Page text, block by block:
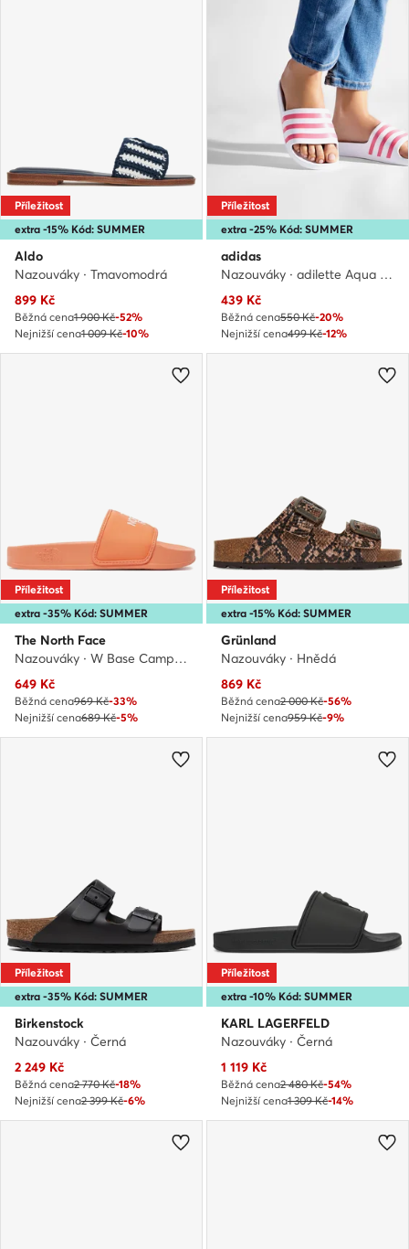
extra -15% Kód: SUMMER
Příležitost
Aldo
Nazouváky · Tmavomodrá
Aktuální cena
899 Kč
Běžná cena1 900 Kč-52%
Nejnižší cena1 009 Kč-10%
extra -25% Kód: SUMMER
Příležitost
adidas
Nazouváky · adilette Aqua GZ5237 · Bílá
Aktuální cena
439 Kč
Běžná cena550 Kč-20%
Nejnižší cena499 Kč-12%
extra -35% Kód: SUMMER
Příležitost
The North Face
Nazouváky · W Base Camp Slide Iii NF0A4T2SIG11 · Korálová
Aktuální cena
649 Kč
Běžná cena969 Kč-33%
Nejnižší cena689 Kč-5%
extra -15% Kód: SUMMER
Příležitost
Grünland
Nazouváky · Hnědá
Aktuální cena
869 Kč
Běžná cena2 000 Kč-56%
Nejnižší cena959 Kč-9%
extra -35% Kód: SUMMER
Příležitost
Birkenstock
Nazouváky · Černá
Aktuální cena
2 249 Kč
Běžná cena2 770 Kč-18%
Nejnižší cena2 399 Kč-6%
extra -10% Kód: SUMMER
Příležitost
KARL LAGERFELD
Nazouváky · Černá
Aktuální cena
1 119 Kč
Běžná cena2 480 Kč-54%
Nejnižší cena1 309 Kč-14%